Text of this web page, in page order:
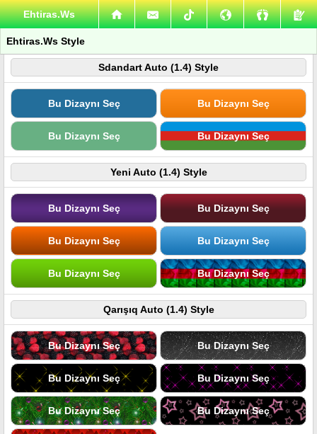
Ehtiras.Ws
Ehtiras.Ws Style
Sdandart Auto (1.4) Style
Bu Dizaynı Seç Bu Dizaynı Seç
Bu Dizaynı Seç Bu Dizaynı Seç
Yeni Auto (1.4) Style
Bu Dizaynı Seç Bu Dizaynı Seç
Bu Dizaynı Seç Bu Dizaynı Seç
Bu Dizaynı Seç Bu Dizaynı Seç
Qarışıq Auto (1.4) Style
Bu Dizaynı Seç Bu Dizaynı Seç
Bu Dizaynı Seç Bu Dizaynı Seç
Bu Dizaynı Seç Bu Dizaynı Seç